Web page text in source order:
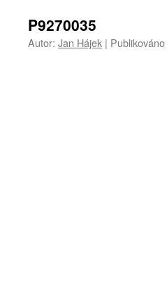
P9270035
Autor: Jan Hájek | Publikováno